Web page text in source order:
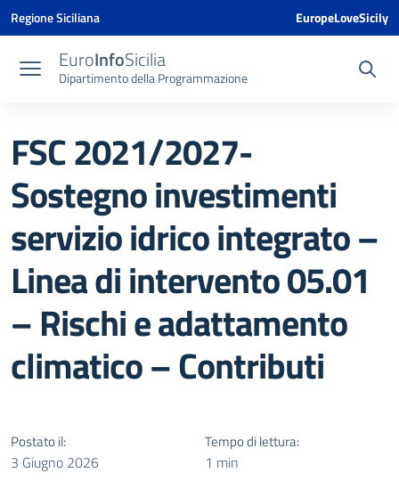
Vai ai contenuti
Vai al menu di navigazione
Vai al footer
Vai al banner delle Cookie Policy
Regione Siciliana EuropeLoveSicily
EuroInfoSicilia
Dipartimento della Programmazione
FSC 2021/2027-
Sostegno investimenti
servizio idrico integrato –
Linea di intervento 05.01
– Rischi e adattamento
climatico – Contributi
Postato il:
3 Giugno 2026
Tempo di lettura:
1 min